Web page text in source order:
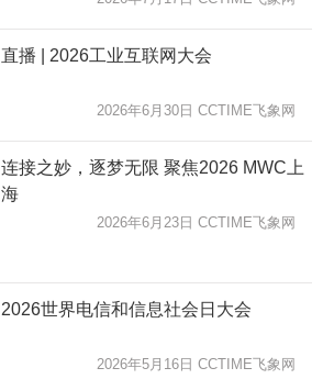
直播 | 2026工业互联网大会
2026年6月30日 CCTIME飞象网
连接之妙，逐梦无限 聚焦2026 MWC上
海
2026年6月23日 CCTIME飞象网
2026世界电信和信息社会日大会
2026年5月16日 CCTIME飞象网